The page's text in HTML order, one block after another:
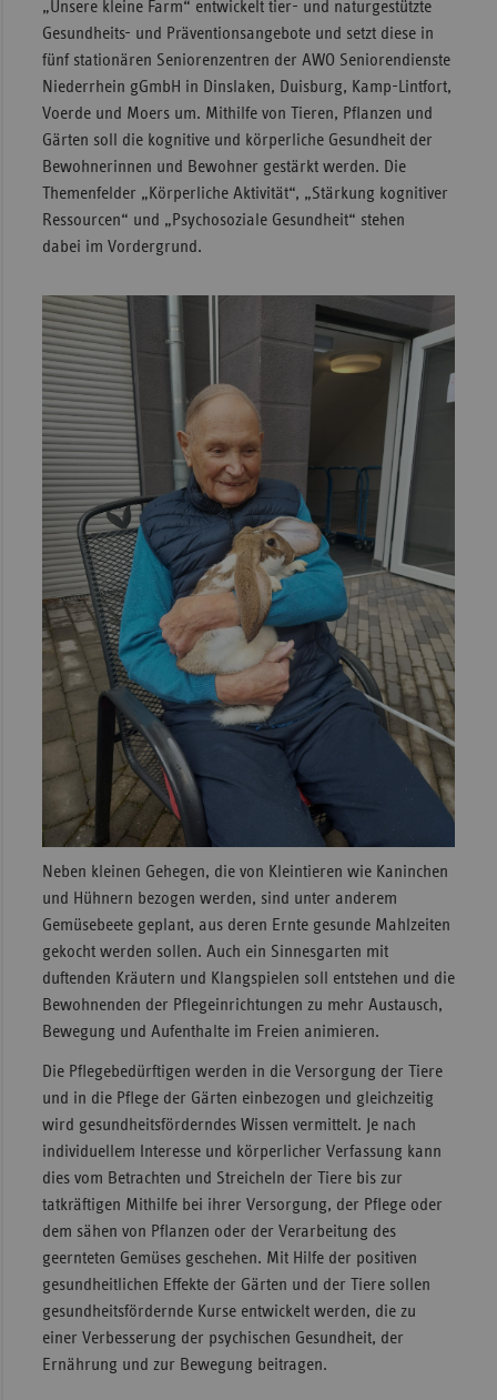
„Unsere kleine Farm“ entwickelt tier- und naturgestützte
Gesundheits- und Präventionsangebote und setzt diese in
fünf stationären Seniorenzentren der AWO Seniorendienste
Niederrhein gGmbH in Dinslaken, Duisburg, Kamp-Lintfort,
Voerde und Moers um. Mithilfe von Tieren, Pflanzen und
Gärten soll die kognitive und körperliche Gesundheit der
Bewohnerinnen und Bewohner gestärkt werden. Die
Themenfelder „Körperliche Aktivität“, „Stärkung kognitiver
Ressourcen“ und „Psychosoziale Gesundheit“ stehen
dabei im Vordergrund.
Neben kleinen Gehegen, die von Kleintieren wie Kaninchen
und Hühnern bezogen werden, sind unter anderem
Gemüsebeete geplant, aus deren Ernte gesunde Mahlzeiten
gekocht werden sollen. Auch ein Sinnesgarten mit
duftenden Kräutern und Klangspielen soll entstehen und die
Bewohnenden der Pflegeinrichtungen zu mehr Austausch,
Bewegung und Aufenthalte im Freien animieren.
Die Pflegebedürftigen werden in die Versorgung der Tiere
und in die Pflege der Gärten einbezogen und gleichzeitig
wird gesundheitsförderndes Wissen vermittelt. Je nach
individuellem Interesse und körperlicher Verfassung kann
dies vom Betrachten und Streicheln der Tiere bis zur
tatkräftigen Mithilfe bei ihrer Versorgung, der Pflege oder
dem sähen von Pflanzen oder der Verarbeitung des
geernteten Gemüses geschehen. Mit Hilfe der positiven
gesundheitlichen Effekte der Gärten und der Tiere sollen
gesundheitsfördernde Kurse entwickelt werden, die zu
einer Verbesserung der psychischen Gesundheit, der
Ernährung und zur Bewegung beitragen.